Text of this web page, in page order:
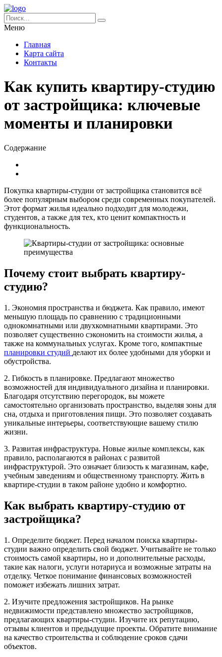
Меню
Главная
Карта сайта
Контакты
Как купить квартиру-студию
от застройщика: ключевые
моменты и планировки
Содержание
Покупка квартиры-студии от застройщика становится всё
более популярным выбором среди современных покупателей.
Этот формат жилья идеально подходит для молодежи,
студентов, а также для тех, кто ценит компактность и
функциональность.
Почему стоит выбрать квартиру-
студию?
1. Экономия пространства и бюджета. Как правило, имеют
меньшую площадь по сравнению с традиционными
однокомнатными или двухкомнатными квартирами. Это
позволяет существенно сэкономить на стоимости жилья, а
также на коммунальных услугах. Кроме того, компактные
планировки студий делают их более удобными для уборки и
обустройства.
2. Гибкость в планировке. Предлагают множество
возможностей для индивидуального дизайна и планировки.
Благодаря отсутствию перегородок, вы можете
самостоятельно организовать пространство, выделяя зоны для
сна, отдыха и приготовления пищи. Это позволяет создавать
уникальные интерьеры, соответствующие вашему стилю
жизни.
3. Развитая инфраструктура. Новые жилые комплексы, как
правило, располагаются в районах с развитой
инфраструктурой. Это означает близость к магазинам, кафе,
учебным заведениям и общественному транспорту. Жить в
квартире-студии в таком районе удобно и комфортно.
Как выбрать квартиру-студию от
застройщика?
1. Определите бюджет. Перед началом поиска квартиры-
студии важно определить свой бюджет. Учитывайте не только
стоимость самой квартиры, но и дополнительные расходы,
такие как налоги, услуги нотариуса и возможные затраты на
отделку. Четкое понимание финансовых возможностей
поможет избежать лишних затрат.
2. Изучите предложения застройщиков. На рынке
недвижимости представлено множество застройщиков,
предлагающих квартиры-студии. Изучите их репутацию,
отзывы клиентов и предыдущие проекты. Обратите внимание
на качество строительства и соблюдение сроков сдачи
объектов.